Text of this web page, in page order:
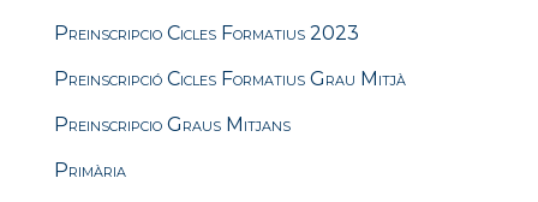
Preinscripcio Cicles Formatius 2023
Preinscripció Cicles Formatius Grau Mitjà
Preinscripcio Graus Mitjans
Primària